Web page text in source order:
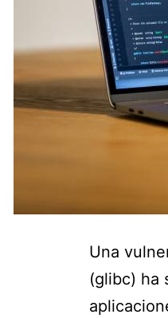
Una
(glibc) ha